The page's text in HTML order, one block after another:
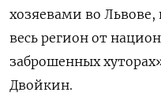
хозяевами во
весь регион от
заброшенных
Двойкин.